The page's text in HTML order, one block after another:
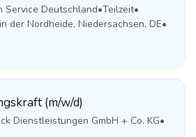
Service Deutschland•Teilzeit•
der Nordheide, Niedersachsen, DE•
(m/w/d)
Dienstleistungen GmbH + Co. KG•